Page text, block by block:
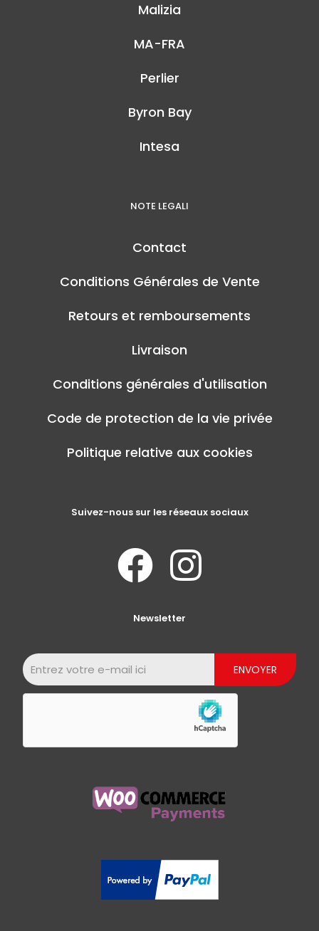
Malizia
MA-FRA
Perlier
Byron Bay
Intesa
NOTE LEGALI
Contact
Conditions Générales de Vente
Retours et remboursements
Livraison
Conditions générales d'utilisation
Code de protection de la vie privée
Politique relative aux cookies
Suivez-nous sur les réseaux sociaux
Newsletter